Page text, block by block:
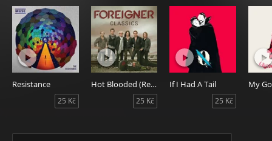
Resistance
25 Kč
Hot Blooded (Re-Recorded 2011)
25 Kč
If I Had A Tail
25 Kč
My